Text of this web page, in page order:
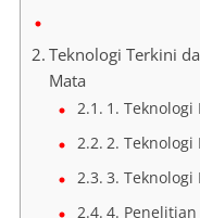
Teknologi Terkini
Mata
1. Teknologi
2.
3. Teknologi
4.